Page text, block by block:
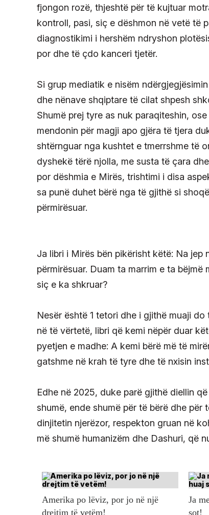
fjongon rozë, thjeshtë për të kujtuar
kontroll, pasi, siç e dëshmon në vetë të
diagnostikimi i hershëm ndryshon
por dhe të çdo kanceri tjetër.
Si grup mediatik e nisëm
dhe nënave shqiptare të cilat shpesh
Shumë prej tyre as nuk paraqiteshin,
mendonin për magji apo gjëra të tjera
shtërnguar nga kushtet e tmerrshme të
dyshekë tërë njolla, me susta të çara
por dëshmia e Mirës, trishtimi i disa
sa punë duhet bërë nga të gjithë si
përmirësuar.
Ja libri i Mirës bën pikërisht këtë: Na jep
përmirësuar. Duam ta marrim e ta
siç e ka shkruar?
Nesër është 1 tetori dhe i gjithë muaji
në të vërtetë, libri që kemi nëpër duar
pyetjen e madhe: A kemi bërë më të
gatshme në krah të tyre dhe të nxisin
Edhe në 2025, duke parë gjithë diellin
shumë, ende shumë për të bërë dhe
dinjitetin njerëzor, respekton gruan në
më shumë humanizëm dhe Dashuri, që
Amerika po lëviz, por jo në një
drejtim të vetëm!
Ja
sot!